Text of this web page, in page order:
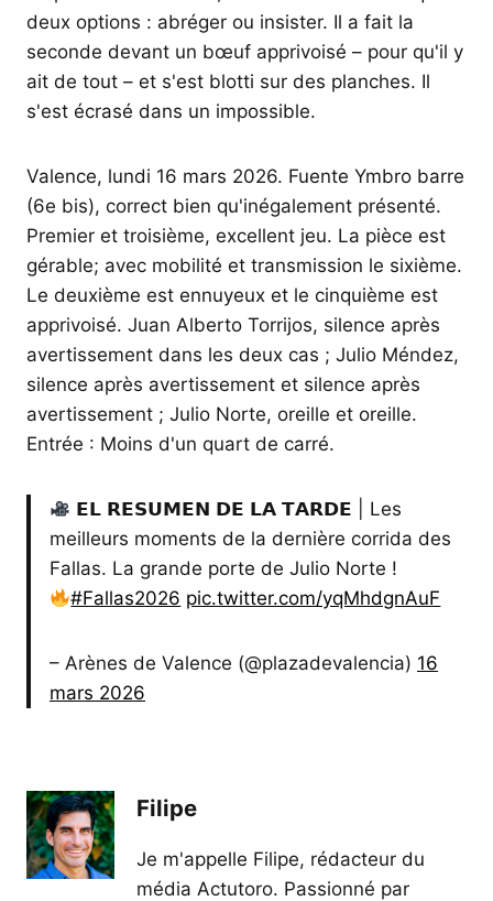
deux options : abréger ou insister. Il a fait la
seconde devant un bœuf apprivoisé – pour qu'il y
ait de tout – et s'est blotti sur des planches. Il
s'est écrasé dans un impossible.
Valence, lundi 16 mars 2026. Fuente Ymbro barre
(6e bis), correct bien qu'inégalement présenté.
Premier et troisième, excellent jeu. La pièce est
gérable; avec mobilité et transmission le sixième.
Le deuxième est ennuyeux et le cinquième est
apprivoisé. Juan Alberto Torrijos, silence après
avertissement dans les deux cas ; Julio Méndez,
silence après avertissement et silence après
avertissement ; Julio Norte, oreille et oreille.
Entrée : Moins d'un quart de carré.
𝗘𝗟 𝗥𝗘𝗦𝗨𝗠𝗘𝗡 𝗗𝗘 𝗟𝗔 𝗧𝗔𝗥𝗗𝗘 | Les
meilleurs moments de la dernière corrida des
Fallas. La grande porte de Julio Norte !
#Fallas2026 pic.twitter.com/yqMhdgnAuF
– Arènes de Valence (@plazadevalencia) 16
mars 2026
Filipe
Je m'appelle Filipe, rédacteur du
média Actutoro. Passionné par